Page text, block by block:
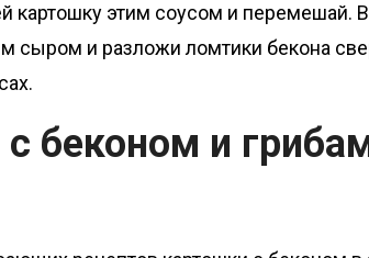
картошку этим соусом и
сыром и разложи ломтики бекона
беконом и